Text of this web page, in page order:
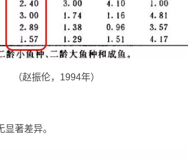
（赵振伦，1994年）
著差异。